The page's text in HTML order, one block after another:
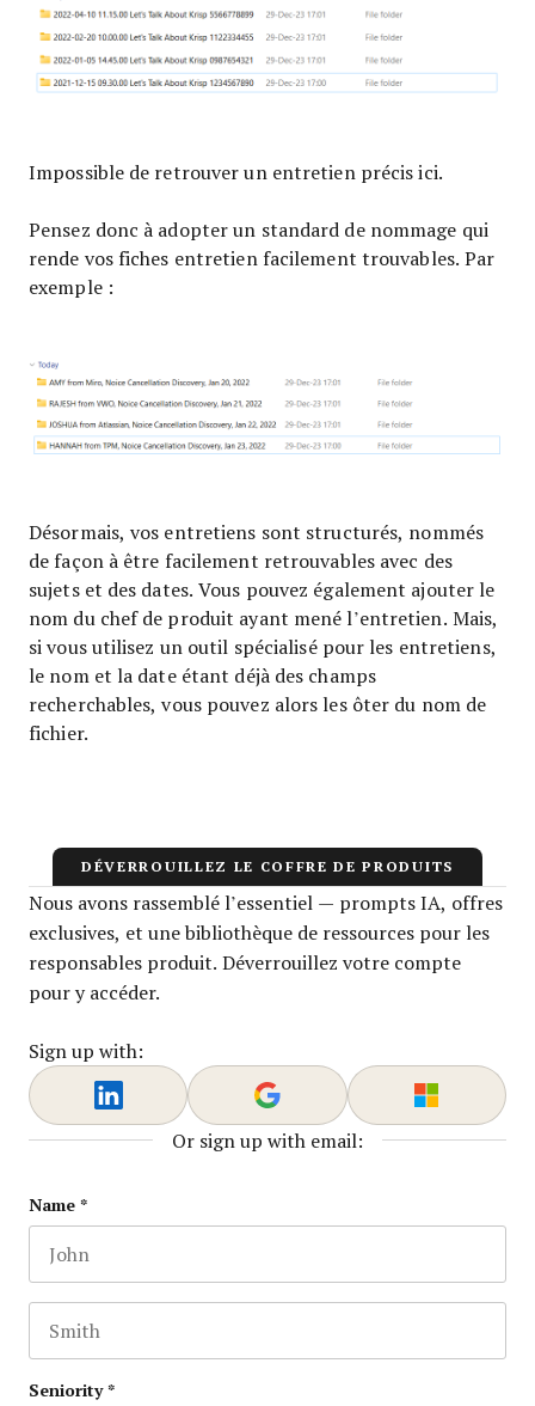
Impossible de retrouver un entretien précis ici.
Pensez donc à adopter un standard de nommage qui
rende vos fiches entretien facilement trouvables. Par
exemple :
Désormais, vos entretiens sont structurés, nommés
de façon à être facilement retrouvables avec des
sujets et des dates. Vous pouvez également ajouter le
nom du chef de produit ayant mené l’entretien. Mais,
si vous utilisez un outil spécialisé pour les entretiens,
le nom et la date étant déjà des champs
recherchables, vous pouvez alors les ôter du nom de
fichier.
DÉVERROUILLEZ LE COFFRE DE PRODUITS
Nous avons rassemblé l’essentiel — prompts IA, offres
exclusives, et une bibliothèque de ressources pour les
responsables produit. Déverrouillez votre compte
pour y accéder.
Sign up with:
Or sign up with email:
Email
This field is for validation purposes and should be left
Name*
Seniority*